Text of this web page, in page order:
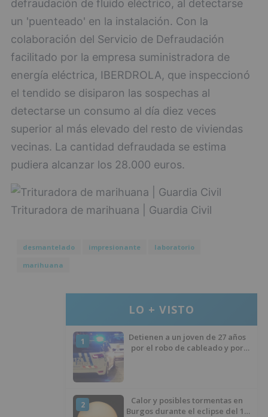
defraudación de fluido eléctrico, al detectarse
un 'puenteado' en la instalación. Con la
colaboración del Servicio de Defraudación
facilitado por la empresa suministradora de
energía eléctrica, IBERDROLA, que inspeccionó
el tendido se disiparon las sospechas al
detectarse un consumo al día diez veces
superior al más elevado del resto de viviendas
vecinas. La cantidad defraudada se estima
pudiera alcanzar los 28.000 euros.
Trituradora de marihuana | Guardia Civil
desmantelado impresionante
laboratorio
marihuana
LO + VISTO
1
Detienen a un joven de 27 años
por el robo de cableado y por
2
Calor y posibles tormentas en
Burgos durante el eclipse del 12